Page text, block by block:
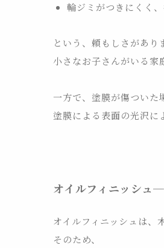
輪ジミがつきにくく
という、頼もしさがあり
小さなお子さんがいる家
一方で、塗膜が傷ついた
塗膜による表面の光沢に
オイルフィニッシ
オイルフィニッシュは、
そのため、